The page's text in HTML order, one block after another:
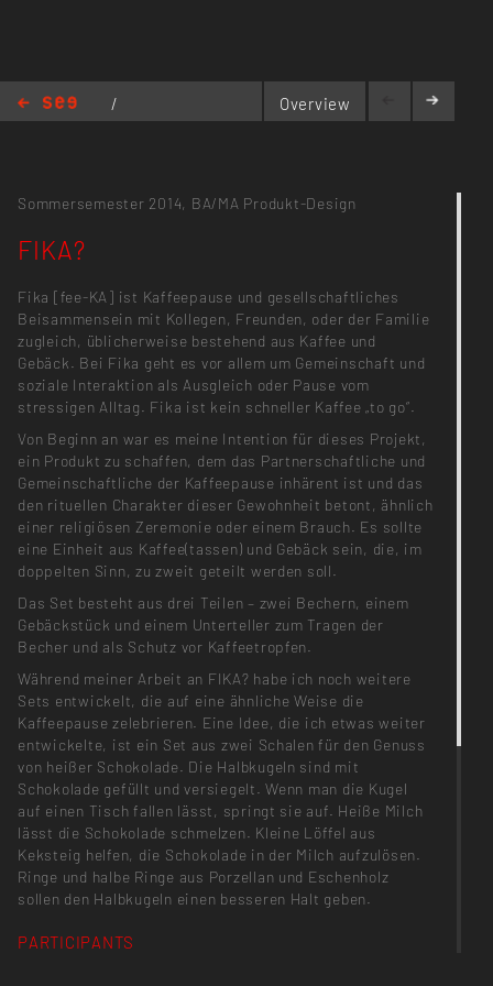
/
Overview
Sommersemester 2014, BA/MA Produkt-Design
FIKA?
Fika [fee-KA] ist Kaffeepause und gesellschaftliches
Beisammensein mit Kollegen, Freunden, oder der Familie
zugleich, üblicherweise bestehend aus Kaffee und
Gebäck. Bei Fika geht es vor allem um Gemeinschaft und
soziale Interaktion als Ausgleich oder Pause vom
stressigen Alltag. Fika ist kein schneller Kaffee „to go“.
Von Beginn an war es meine Intention für dieses Projekt,
ein Produkt zu schaffen, dem das Partnerschaftliche und
Gemeinschaftliche der Kaffeepause inhärent ist und das
den rituellen Charakter dieser Gewohnheit betont, ähnlich
einer religiösen Zeremonie oder einem Brauch. Es sollte
eine Einheit aus Kaffee(tassen) und Gebäck sein, die, im
doppelten Sinn, zu zweit geteilt werden soll.
Das Set besteht aus drei Teilen – zwei Bechern, einem
Gebäckstück und einem Unterteller zum Tragen der
Becher und als Schutz vor Kaffeetropfen.
Während meiner Arbeit an FIKA? habe ich noch weitere
Sets entwickelt, die auf eine ähnliche Weise die
Kaffeepause zelebrieren. Eine Idee, die ich etwas weiter
entwickelte, ist ein Set aus zwei Schalen für den Genuss
von heißer Schokolade. Die Halbkugeln sind mit
Schokolade gefüllt und versiegelt. Wenn man die Kugel
auf einen Tisch fallen lässt, springt sie auf. Heiße Milch
lässt die Schokolade schmelzen. Kleine Löffel aus
Keksteig helfen, die Schokolade in der Milch aufzulösen.
Ringe und halbe Ringe aus Porzellan und Eschenholz
sollen den Halbkugeln einen besseren Halt geben.
PARTICIPANTS